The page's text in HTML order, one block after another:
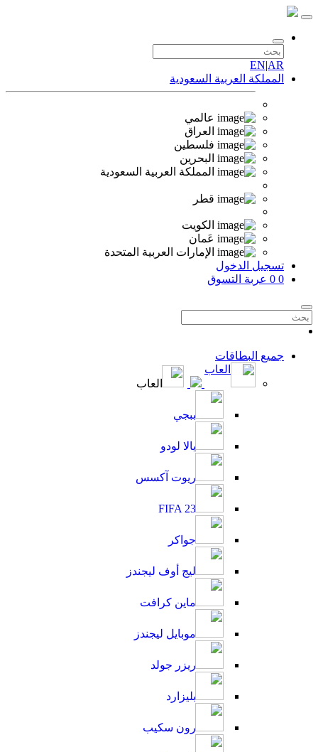
AR
|
EN
المملكة العربية السعودية
عالمي
العراق
فلسطين
البحرين
المملكة العربية السعودية
قطر
الكويت
عَمان
الإمارات العربية المتحدة
تسجيل الدخول
0
0 عربة التسوق
جميع البطاقات
العاب
العاب
ببجي
يالا لودو
ريوت آكسس
FIFA 23
جواكر
ليج أوف ليجندز
ماين كرافت
موبايل ليجندز
ريزر جولد
بليزارد
رون سكيب